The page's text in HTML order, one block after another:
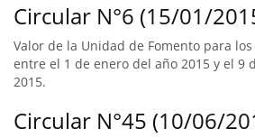
Circular N°6 (15/01/
Valor de la Unidad de Fomento para
entre el 1 de enero del año 2015 y el 9
2015.
Circular N°45 (10/06/